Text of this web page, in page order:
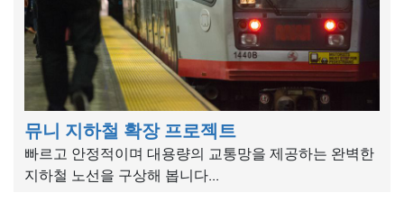
뮤니 지하철 확장 프로젝트
빠르고 안정적이며 대용량의 교통망을 제공하는 완벽한
지하철 노선을 구상해 봅니다...